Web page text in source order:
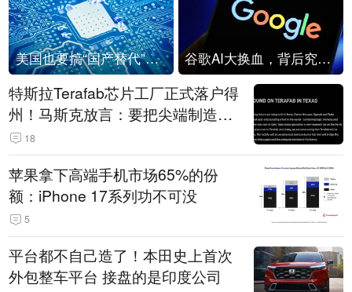
美国也要搞“国产替代”？先算清三笔账 谷歌AI大换血，背后究竟发生了什么？
特斯拉Terafab芯片工厂正式落户得
州！马斯克放言：要把尖端制造带
回美国
18
苹果拿下高端手机市场65%的份
额：iPhone 17系列功不可没
5
平台都不自己造了！本田史上首次
外包整车平台 接盘的是印度公司